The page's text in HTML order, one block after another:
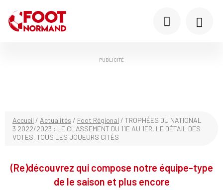
PUBLICITÉ
Accueil / Actualités / Foot Régional / TROPHÉES DU NATIONAL
3 2022/2023 : LE CLASSEMENT DU 11E AU 1ER, LE DÉTAIL DES
VOTES, TOUS LES JOUEURS CITÉS
(Re)découvrez qui compose notre équipe-type
de le saison et plus encore